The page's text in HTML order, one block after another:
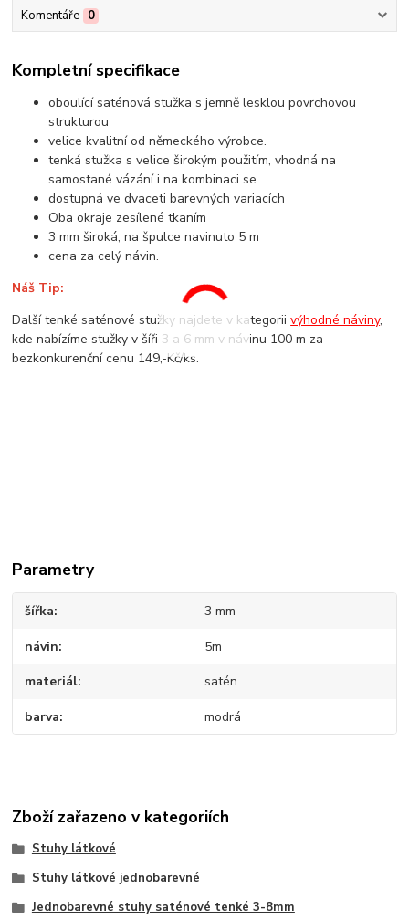
Komentáře 0
Kompletní specifikace
oboulící saténová stužka s jemně lesklou povrchovou
strukturou
velice kvalitní od německého výrobce.
tenká stužka s velice širokým použitím, vhodná na
samostané vázání i na kombinaci se
dostupná ve dvaceti barevných variacích
Oba okraje zesílené tkaním
3 mm široká, na špulce navinuto 5 m
cena za celý návin.
Náš Tip:
Další tenké saténové stužky najdete v kategoriivýhodné náviny,
kde nabízíme stužky v šíři 3 a 6 mm v návinu 100 m za
bezkonkurenční cenu 149,-Kč/ks.
Parametry
šířka 3 mm
návin 5m
materiál satén
barva modrá
Zboží zařazeno v kategoriích
Stuhy látkové
Stuhy látkové jednobarevné
Jednobarevné stuhy saténové tenké 3-8mm